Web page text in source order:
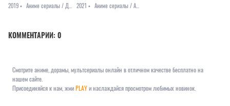
2019 •
Аниме сериалы / Драма / Романтика
2021 •
Аниме сериалы / Аниме 2021 / Приключения
КОММЕНТАРИИ: 0
Смотрите аниме, дорамы, мультсериалы онлайн в отличном качестве бесплатно на
нашем сайте.
Присоединяйся к нам, жмиPLAYи наслаждайся просмотром любимых новинок.